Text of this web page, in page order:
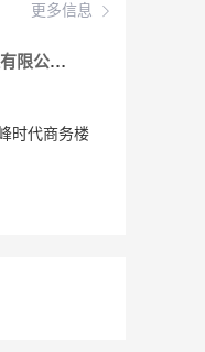
更多信息
湖北融盛恒泰投资管理有限公司
时代商务楼